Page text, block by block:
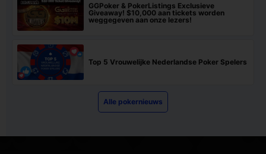
GGPoker & PokerListings Exclusieve
Giveaway! $10,000 aan tickets worden
weggegeven aan onze lezers!
Top 5 Vrouwelijke Nederlandse Poker Spelers
Alle pokernieuws